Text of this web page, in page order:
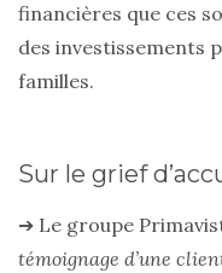
financières que ces
des investissements
familles.
Sur le grief
➔ Le groupe
témoignage d’une